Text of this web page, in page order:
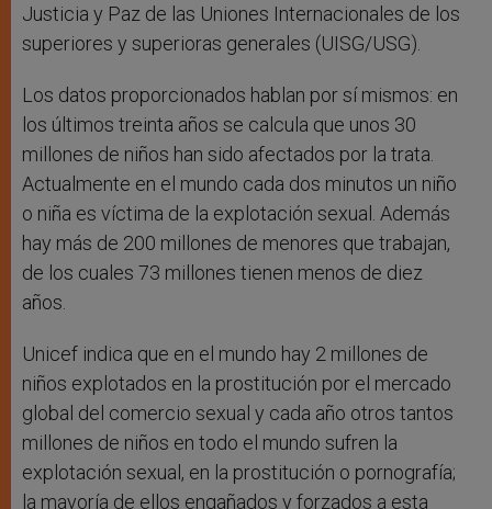
Justicia y Paz de las Uniones Internacionales de los
superiores y superioras generales (UISG/USG).
Los datos proporcionados hablan por sí mismos: en
los últimos treinta años se calcula que unos 30
millones de niños han sido afectados por la trata.
Actualmente en el mundo cada dos minutos un niño
o niña es víctima de la explotación sexual. Además
hay más de 200 millones de menores que trabajan,
de los cuales 73 millones tienen menos de diez
años.
Unicef indica que en el mundo hay 2 millones de
niños explotados en la prostitución por el mercado
global del comercio sexual y cada año otros tantos
millones de niños en todo el mundo sufren la
explotación sexual, en la prostitución o pornografía;
la mayoría de ellos engañados y forzados a esta